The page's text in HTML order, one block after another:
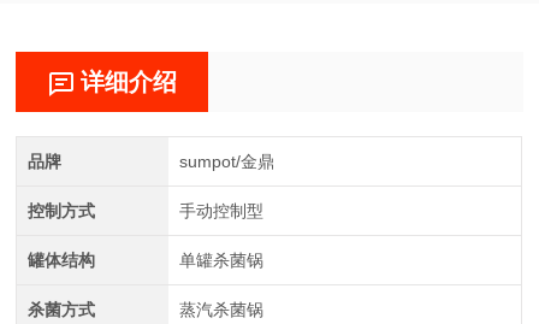
详细介绍
品牌 sumpot/金鼎
控制方式 手动控制型
罐体结构 单罐杀菌锅
杀菌方式 蒸汽杀菌锅